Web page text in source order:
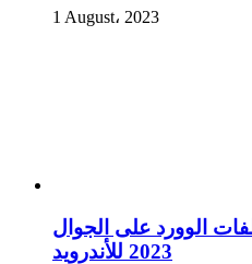
1 August، 2023
ملفات الوورد على الجوال
2023 للأندرويد